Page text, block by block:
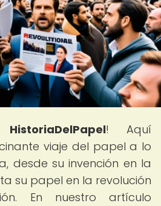
HistoriaDelPapel! Aquí
viaje del papel a lo
desde su invención en la
su papel en la revolución
En nuestro artículo